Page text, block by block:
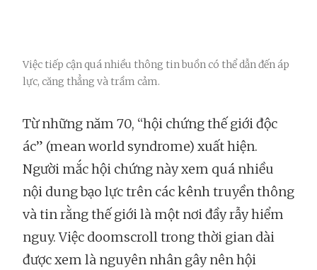
Việc tiếp cận quá nhiều thông tin buồn có thể dẫn đến áp
lực, căng thẳng và trầm cảm.
Từ những năm 70, “hội chứng thế giới độc
ác” (mean world syndrome) xuất hiện.
Người mắc hội chứng này xem quá nhiều
nội dung bạo lực trên các kênh truyền thông
và tin rằng thế giới là một nơi đầy rẫy hiểm
nguy. Việc doomscroll trong thời gian dài
được xem là nguyên nhân gây nên hội